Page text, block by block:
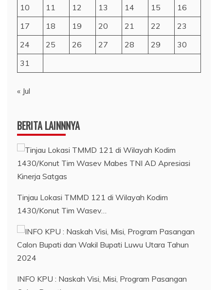
10
11 12 13 14 15
16
17
18 19 20 21 22
23
24
25 26 27 28 29
30
31
« Jul
BERITA LAINNNYA
Tinjau Lokasi TMMD 121 di Wilayah Kodim
1430/Konut Tim Wasev…
INFO KPU : Naskah Visi, Misi, Program Pasangan